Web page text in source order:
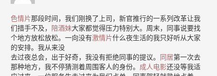
色情片那段时间，我们刚换了上司，新官推行的一系列改革让我
们措手不及， 陪酒妹大家都觉得压力特别大。周末，同事说要找
个地方放松放松。一向没有激情片什么夜生活的我只好听从大家
的安排。我从来没
去过夜总会，出于好奇，我没有拒绝同事的提议。 同居第一次去
那种地方，我不停猜测着周围客人的身份。 成人电影还没等我适